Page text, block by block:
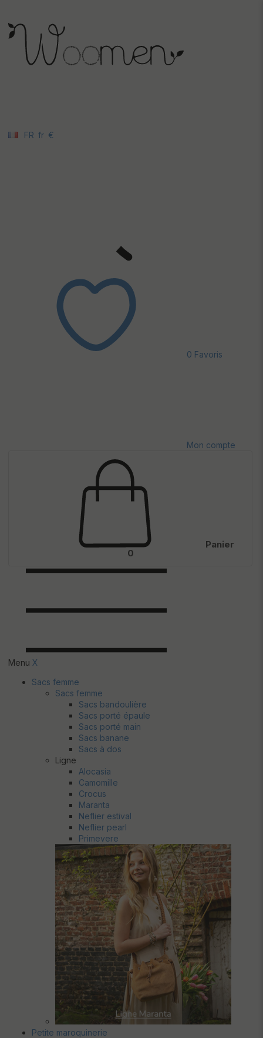
FR fr €
0 Favoris
Mon compte
Panier
0
Menu X
Sacs femme
Sacs femme
Sacs bandoulière
Sacs porté épaule
Sacs porté main
Sacs banane
Sacs à dos
Ligne
Alocasia
Camomille
Crocus
Maranta
Neflier estival
Neflier pearl
Primevere
Petite maroquinerie